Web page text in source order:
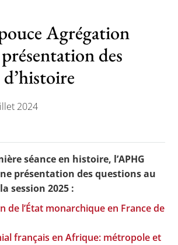
Les ateliers nationaux
et motions
d’information de l’APHG
Toutes les actualités
rendez-vous de l’APHG
de recrutement
Concours scolaires
Agrégation
des
2024
séance en histoire, l’APHG
présentation des questions au
session 2025 :
de l’État monarchique en France de
français en Afrique: métropole et